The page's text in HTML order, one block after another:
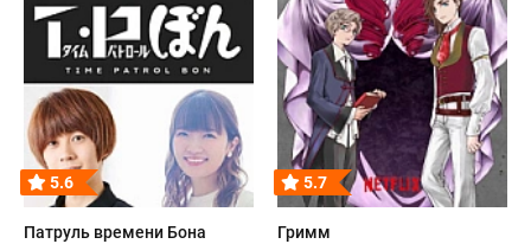
5.6
Патруль времени Бона
5.7
Гримм